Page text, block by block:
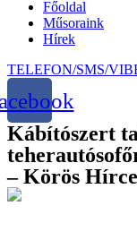
Főoldal
Műsoraink
Hírek
TELEFON/SMS/
Kábítószert
– Körös